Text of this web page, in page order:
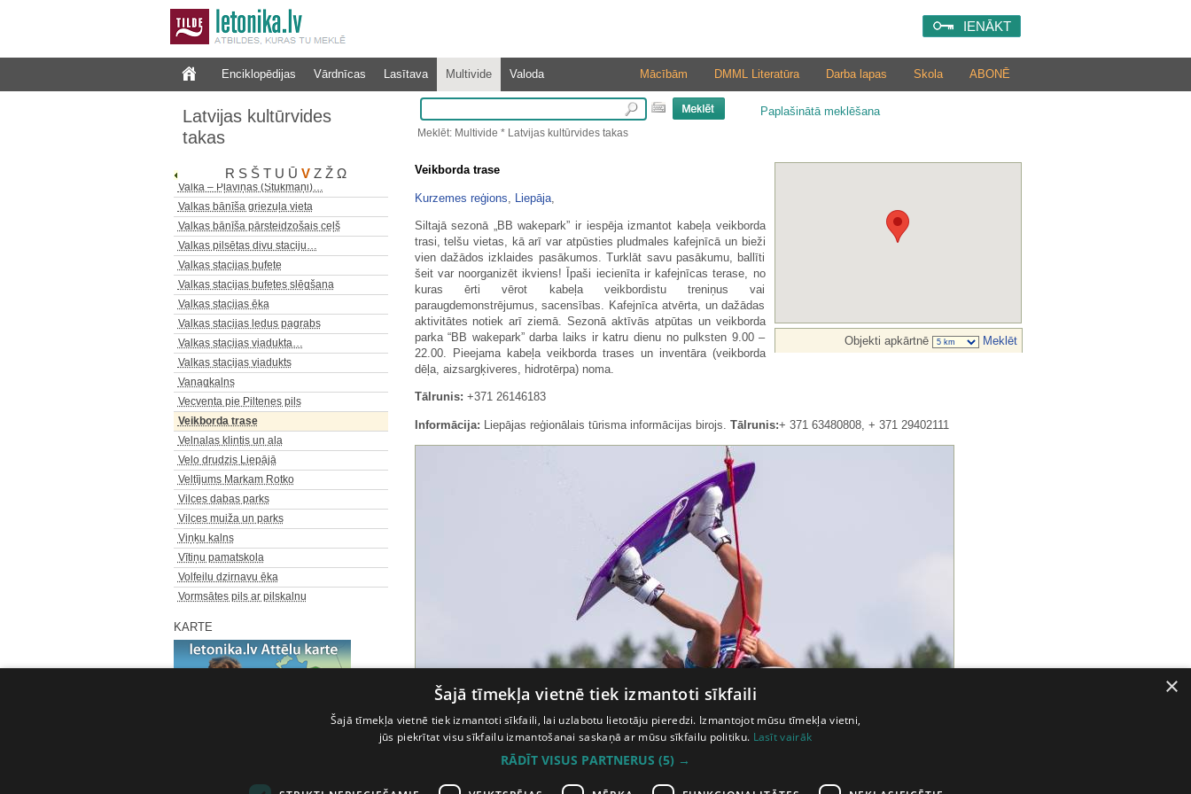
IENĀKT
Enciklopēdijas Vārdnīcas Lasītava Multivide Valoda ABONĒ
Skola
Darba lapas
DMML Literatūra
Mācībām
Latvijas kultūrvides
takas
R S Š T U Ū V Z Ž Ω
Vaidu tilts
Valka – Pērnava šaursliežu…
Valka – Pļaviņas (Stukmaņi)…
Valkas bānīša griezuļa vieta
Valkas bānīša pārsteidzošais ceļš
Valkas pilsētas divu staciju…
Valkas stacijas bufete
Valkas stacijas bufetes slēgšana
Valkas stacijas ēka
Valkas stacijas ledus pagrabs
Valkas stacijas viadukta…
Valkas stacijas viadukts
Vanagkalns
Vecventa pie Piltenes pils
Veikborda trase
Velnalas klintis un ala
Velo drudzis Liepājā
Veltījums Markam Rotko
Vilces dabas parks
Vilces muiža un parks
Viņķu kalns
Vītiņu pamatskola
Volfeilu dzirnavu ēka
Vormsātes pils ar pilskalnu
KARTE
Paplašinātā meklēšana
Meklēt: Multivide * Latvijas kultūrvides takas
Objekti apkārtnē Meklēt
Veikborda trase
Kurzemes reģions Liepāja,
Siltajā sezonā „BB wakepark” ir iespēja izmantot kabeļa veikborda
trasi, telšu vietas, kā arī var atpūsties pludmales kafejnīcā un bieži
vien dažādos izklaides pasākumos. Turklāt savu pasākumu, ballīti
šeit var noorganizēt ikviens! Īpaši iecienīta ir kafejnīcas terase, no
kuras ērti vērot kabeļa veikbordistu treniņus vai
paraugdemonstrējumus, sacensības. Kafejnīca atvērta, un dažādas
aktivitātes notiek arī ziemā. Sezonā aktīvās atpūtas un veikborda
parka “BB wakepark” darba laiks ir katru dienu no pulksten 9.00 –
22.00. Pieejama kabeļa veikborda trases un inventāra (veikborda
dēļa, aizsargķiveres, hidrotērpa) noma.
Tālrunis: +371 26146183
Informācija: Liepājas reģionālais tūrisma informācijas birojs. Tālrunis:+ 371 63480808, + 371 29402111
×
Šajā tīmekļa vietnē tiek izmantoti sīkfaili
Šajā tīmekļa vietnē tiek izmantoti sīkfaili, lai uzlabotu lietotāju pieredzi. Izmantojot mūsu tīmekļa vietni,
jūs piekrītat visu sīkfailu izmantošanai saskaņā ar mūsu sīkfailu politiku. Lasīt vairāk
RĀDĪT VISUS PARTNERUS (5) →